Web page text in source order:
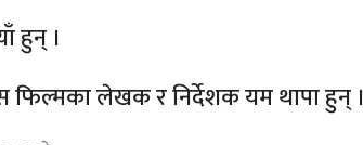
हुन् ।
लेखक र निर्देशक यम थापा हुन् ।